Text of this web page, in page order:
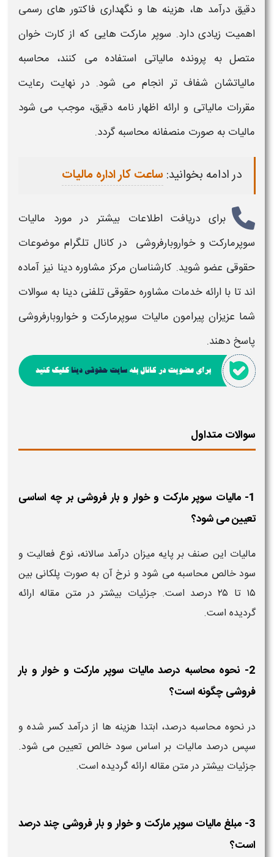
دقیق درآمد ها، هزینه ها و نگهداری فاکتور های رسمی
اهمیت زیادی دارد. سوپر مارکت هایی که از کارت خوان
متصل به پرونده مالیاتی استفاده می کنند، محاسبه
مالیاتشان شفاف تر انجام می شود. در نهایت رعایت
مقررات مالیاتی و ارائه اظهار نامه دقیق، موجب می شود
مالیات به صورت منصفانه محاسبه گردد.
در ادامه بخوانید:ساعت کار اداره مالیات
برای دریافت اطلاعات بیشتر در مورد مالیات
سوپرمارکت و خواروبارفروشی در کانال تلگرام موضوعات
حقوقی عضو شوید. کارشناسان مرکز مشاوره دینا نیز آماده
اند تا با ارائه خدمات مشاوره حقوقی تلفنی دینا به سوالات
شما عزیزان پیرامون مالیات سوپرمارکت و خواروبارفروشی
پاسخ دهند.
سوالات متداول
1- مالیات سوپر مارکت و خوار و بار فروشی بر چه اساسی
تعیین می شود؟
مالیات این صنف بر پایه میزان درآمد سالانه، نوع فعالیت و
سود خالص محاسبه می شود و نرخ آن به صورت پلکانی بین
۱۵ تا ۲۵ درصد است. جزئیات بیشتر در متن مقاله ارائه
گردیده است.
2- نحوه محاسبه درصد مالیات سوپر مارکت و خوار و بار
فروشی چگونه است؟
در نحوه محاسبه درصد، ابتدا هزینه ها از درآمد کسر شده و
سپس درصد مالیات بر اساس سود خالص تعیین می شود.
جزئیات بیشتر در متن مقاله ارائه گردیده است.
3- مبلغ مالیات سوپر مارکت و خوار و بار فروشی چند درصد
است؟